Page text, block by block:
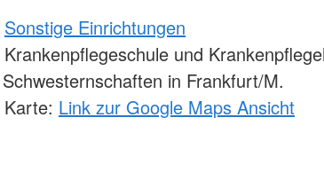
Sonstige Einrichtungen
Krankenpflegeschule und
Schwesternschaften in Frankfurt/M.
Karte: Link zur Google Maps Ansicht